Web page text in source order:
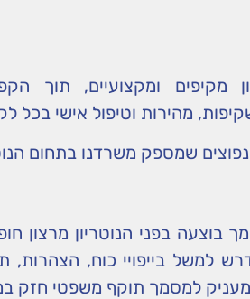
מקיפים ומקצועיים, תוך
מהירות וטיפול אישי בכל
שמספק משרדנו בתחום
בפני הנוטריון מרצון
למשל בייפויי כוח, הצהרות,
מעניק למסמך תוקף משפטי חזק